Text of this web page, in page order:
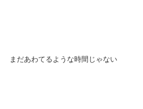
まだあわてるような時間じゃない